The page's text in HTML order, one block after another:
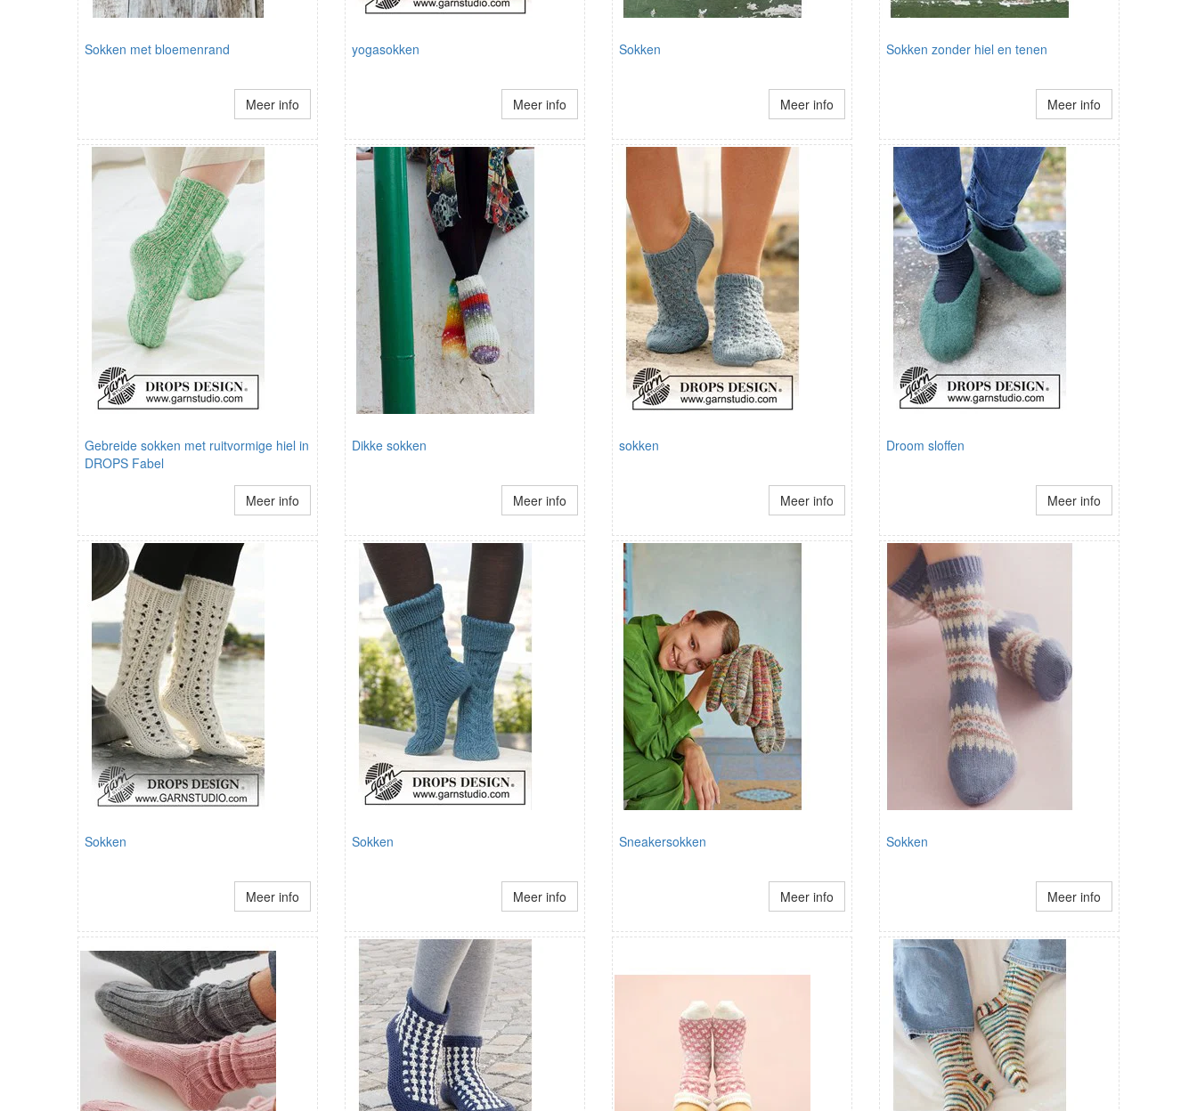
Sokken met bloemenrand
Meer info
yogasokken
Meer info
Sokken
Meer info
Sokken zonder hiel en tenen
Meer info
Gebreide sokken met ruitvormige hiel in
DROPS Fabel
Meer info
Dikke sokken
Meer info
sokken
Meer info
Droom sloffen
Meer info
Sokken
Meer info
Sokken
Meer info
Sneakersokken
Meer info
Sokken
Meer info